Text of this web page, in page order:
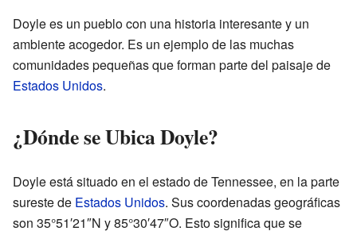
Doyle es un pueblo con una historia interesante y un
ambiente acogedor. Es un ejemplo de las muchas
comunidades pequeñas que forman parte del paisaje de
Estados Unidos.
¿Dónde se Ubica Doyle?
Doyle está situado en el estado de Tennessee, en la parte
sureste de Estados Unidos. Sus coordenadas geográficas
son 35°51′21″N y 85°30′47″O. Esto significa que se